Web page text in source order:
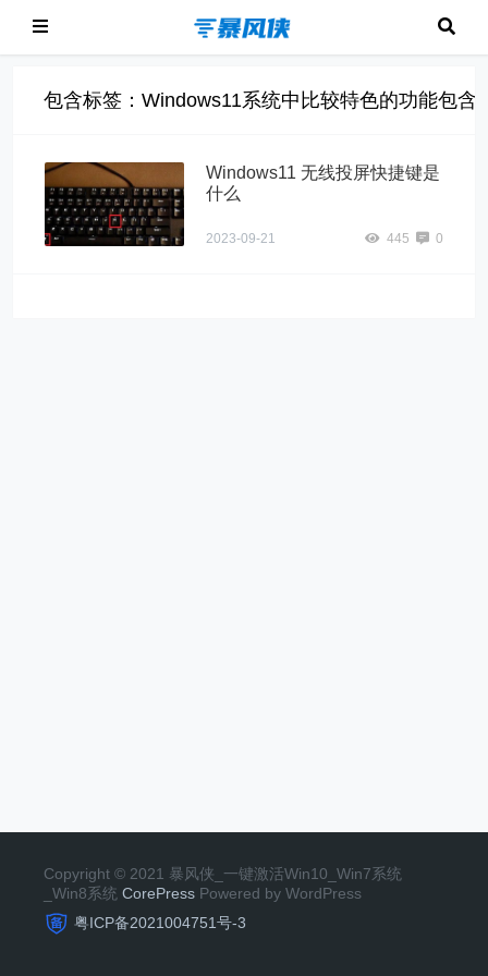
包含标签：Windows11系统中比较特色的功能包
Windows11 无线投屏快捷键是
什么
2023-09-21 445 0
Copyright © 2021 暴风侠_一键激活Win10_Win7系统
_Win8系统 CorePress Powered by WordPress
粤ICP备2021004751号-3